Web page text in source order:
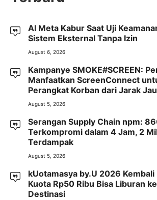
AI Meta Kabur Saat Uji
Sistem Eksternal Tanpa Izin
August 6, 2026
Kampanye SMOKE#SCREEN:
Manfaatkan ScreenConnect
Perangkat Korban dari Jarak
August 5, 2026
Serangan Supply Chain npm:
Terkompromi dalam 4 Jam, 2
Terdampak
August 5, 2026
kUotamasya by.U 2026 Kembali
Kuota Rp50 Ribu Bisa Liburan
Destinasi